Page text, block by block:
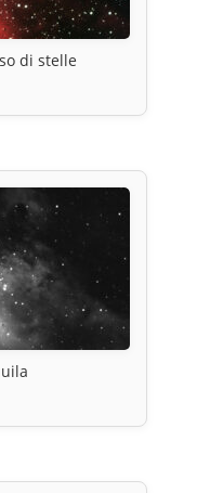
di stelle